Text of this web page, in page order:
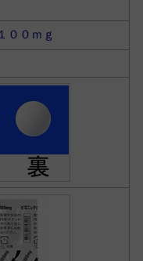
００ｍｇ